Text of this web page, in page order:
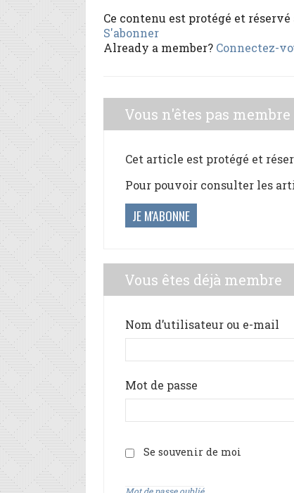
Ce contenu est protégé et
S'abonner
Already a member? Connectez-
Vous n'êtes pas membre
Cet article est protégé et
Pour pouvoir consulter les
JE M'ABONNE
Vous êtes déjà membre
Nom d’utilisateur ou e-mail
Mot de passe
Se souvenir de moi
Mot de passe oublié